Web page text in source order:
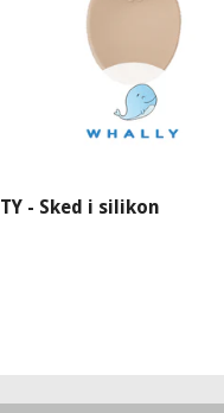
- Sked i silikon